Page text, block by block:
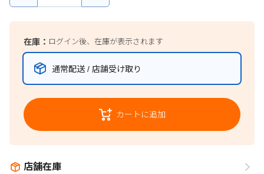
在庫： ログイン後、在庫が表示されます
通常配送 / 店舗受け取り
カートに追加
店舗在庫